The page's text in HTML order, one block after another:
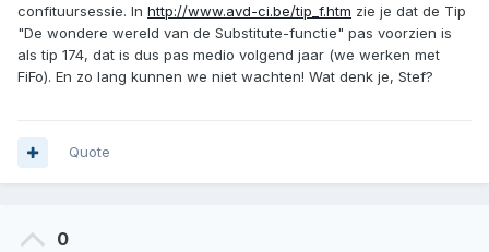
confituursessie. In http://www.avd-ci.be/tip_f.htm zie je dat de Tip
"De wondere wereld van de Substitute-functie" pas voorzien is
als tip 174, dat is dus pas medio volgend jaar (we werken met
FiFo). En zo lang kunnen we niet wachten! Wat denk je, Stef?
Quote
0